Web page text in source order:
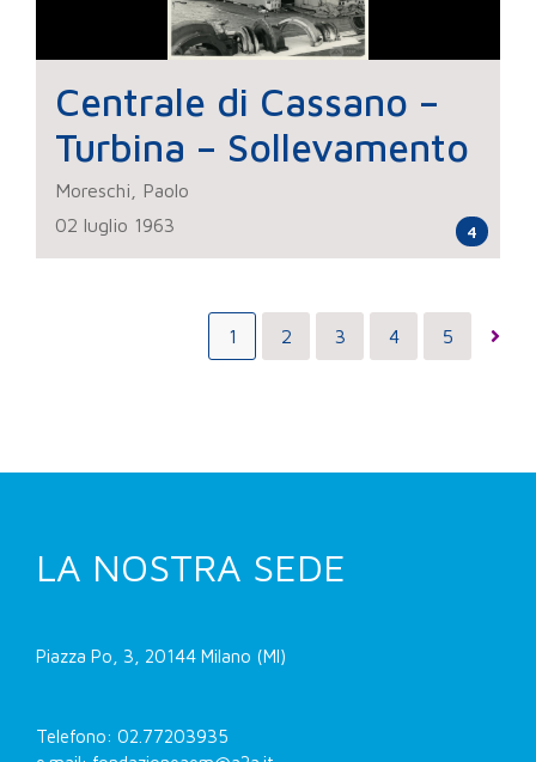
Centrale di Cassano –
Turbina – Sollevamento
Moreschi, Paolo
02 luglio 1963
4
1 2 3 4 5
LA NOSTRA SEDE
Piazza Po, 3, 20144 Milano (MI)
Telefono: 02.77203935